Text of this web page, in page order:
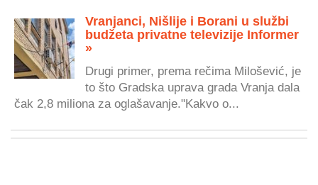
Vranjanci, Nišlije i Borani u službi
budžeta privatne televizije Informer
»
Drugi primer, prema rečima Milošević, je
to što Gradska uprava grada Vranja dala
čak 2,8 miliona za oglašavanje."Kakvo o...